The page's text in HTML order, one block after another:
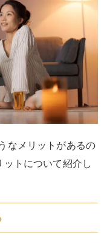
、利用頻度が高いほ
す。たとえば、音楽
したりレンタルした
す。月々の金額が映
らかじめ調べておく